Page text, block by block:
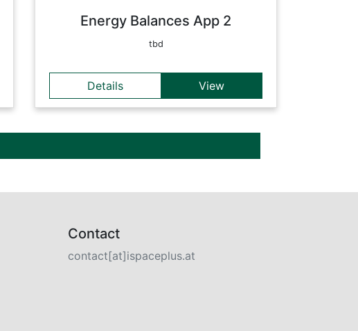
Energy Balances App 2
tbd
Details View
Contact
contact[at]ispaceplus.at